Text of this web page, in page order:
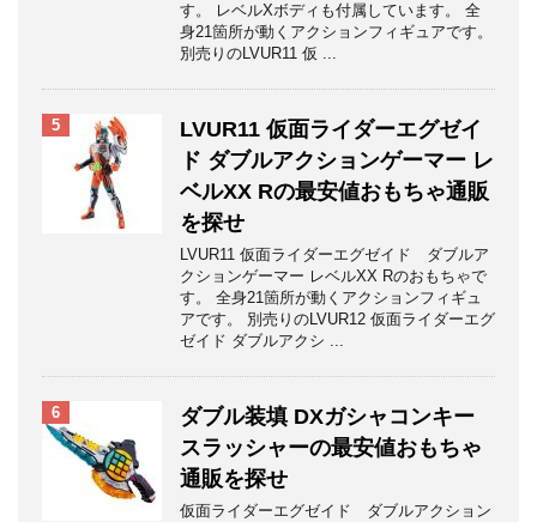
す。 レベルXボディも付属しています。 全
身21箇所が動くアクションフィギュアです。
別売りのLVUR11 仮 ...
5
LVUR11 仮面ライダーエグゼイ
ド ダブルアクションゲーマー レ
ベルXX Rの最安値おもちゃ通販
を探せ
LVUR11 仮面ライダーエグゼイド ダブルア
クションゲーマー レベルXX Rのおもちゃで
す。 全身21箇所が動くアクションフィギュ
アです。 別売りのLVUR12 仮面ライダーエグ
ゼイド ダブルアクシ ...
6
ダブル装填 DXガシャコンキー
スラッシャーの最安値おもちゃ
通販を探せ
仮面ライダーエグゼイド ダブルアクション